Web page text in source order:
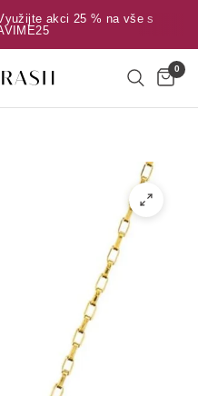
akci 25 % na vše s
0